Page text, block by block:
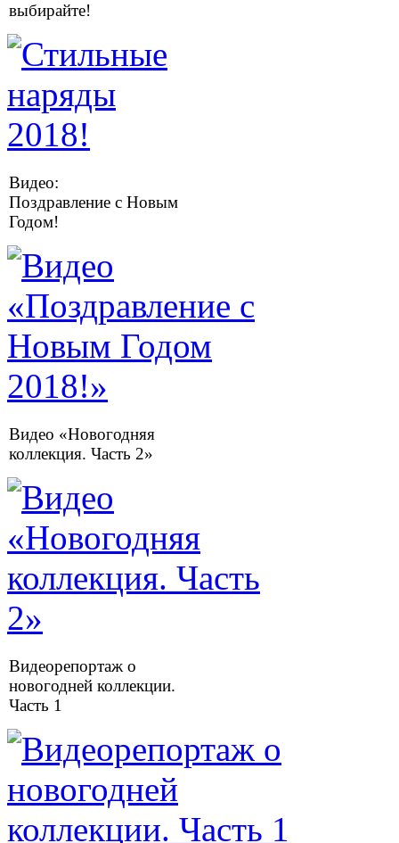
выбирайте!
Видео:
Поздравление с Новым
Годом!
Видео «Новогодняя
коллекция. Часть 2»
Видеорепортаж о
новогодней коллекции.
Часть 1